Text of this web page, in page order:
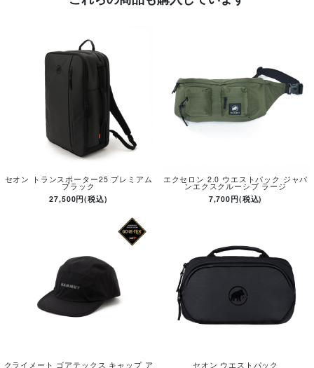
セオン トランスポーター25 プレミアム
ブラック
27,500円(税込)
エクセロン 2.0 ウエストパック ジャパ
ンエクスクルーシブ ラージ
7,700円(税込)
クライメート ゴアテックス キャップ ア
セオン ウエストパック